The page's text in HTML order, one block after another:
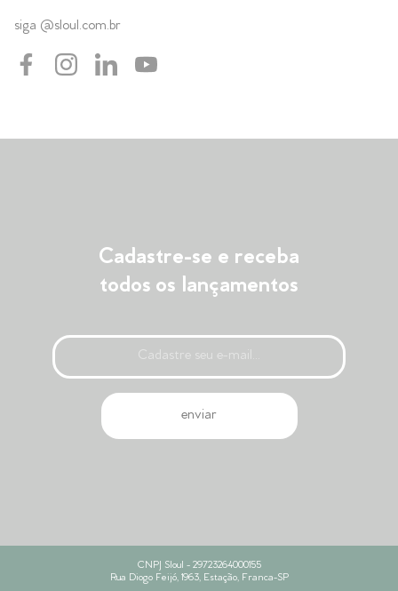
siga @sloul.com.br
Cadastre-se e receba
todos os lançamentos
CNPJ Sloul - 29723264000155
Rua Diogo Feijó, 1963, Estação, Franca-SP